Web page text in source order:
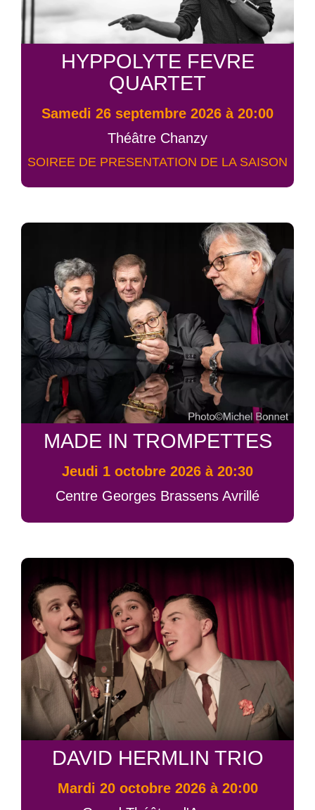
HYPPOLYTE FEVRE
QUARTET
samedi 26 septembre 2026 à 20:00
Théâtre Chanzy
SOIREE DE PRESENTATION DE LA SAISON
MADE IN TROMPETTES
jeudi 1 octobre 2026 à 20:30
Centre Georges Brassens Avrillé
DAVID HERMLIN TRIO
mardi 20 octobre 2026 à 20:00